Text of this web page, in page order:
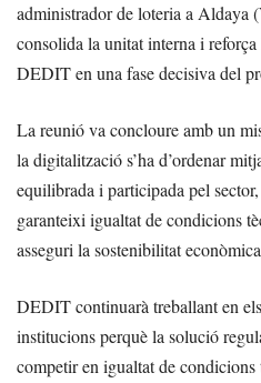
administrador de loteria a Aldaya
consolida la unitat interna i
DEDIT en una fase decisiva del
La reunió va concloure amb un
la digitalització s’ha d’ordenar
equilibrada i participada pel
garanteixi igualtat de condicions
asseguri la sostenibilitat
DEDIT continuarà treballant en
institucions perquè la solució
competir en igualtat de condicions